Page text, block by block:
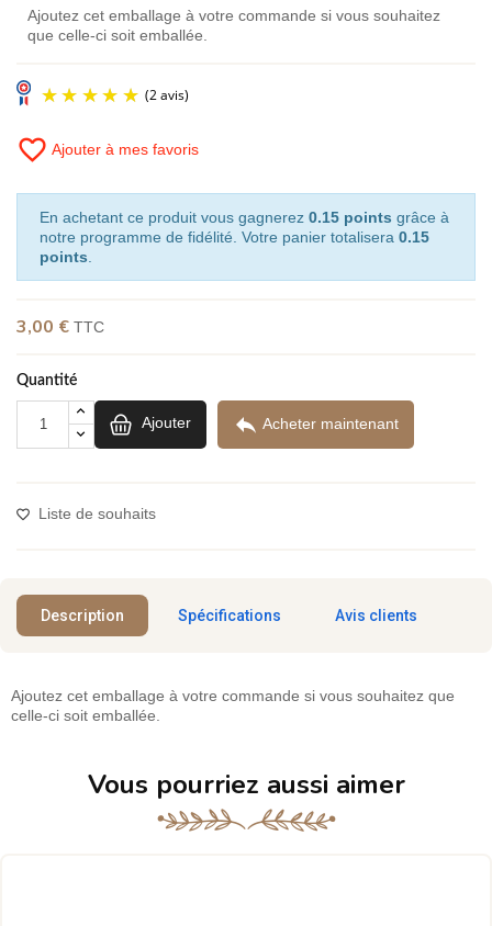
Ajoutez cet emballage à votre commande si vous souhaitez
que celle-ci soit emballée.
(2 avis)
favorite_border Ajouter à mes favoris
En achetant ce produit vous gagnerez 0.15 points grâce à
notre programme de fidélité. Votre panier totalisera 0.15
points
3,00 € TTC
Quantité
Ajouter  Acheter maintenant
Liste de souhaits
Description Spécifications Avis clients
Ajoutez cet emballage à votre commande si vous souhaitez que
celle-ci soit emballée.
Vous pourriez aussi aimer